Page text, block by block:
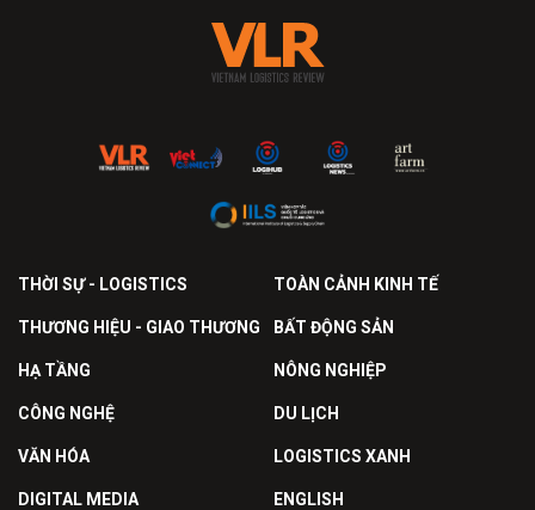
THỜI SỰ - LOGISTICS TOÀN CẢNH KINH TẾ
THƯƠNG HIỆU - GIAO THƯƠNG BẤT ĐỘNG SẢN
HẠ TẦNG NÔNG NGHIỆP
CÔNG NGHỆ DU LỊCH
VĂN HÓA LOGISTICS XANH
DIGITAL MEDIA ENGLISH